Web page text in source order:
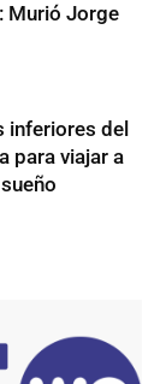
Murió Jorge
inferiores del
para viajar a